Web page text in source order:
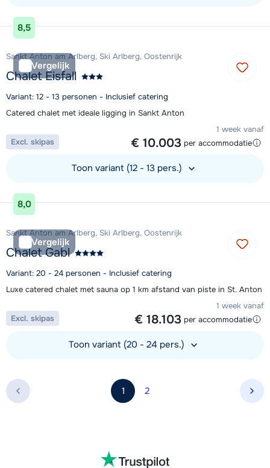
Bekijk accommodatie
8,5
Vergelijk
Sankt Anton am Arlberg, Ski Arlberg, Oostenrijk
Chalet Eisfall
Variant: 12 - 13 personen - Inclusief catering
Catered chalet met ideale ligging in Sankt Anton
1 week vanaf
€ 10.003 per accommodatie
Excl. skipas
Toon variant (12 - 13 pers.)
Bekijk accommodatie
8,0
Vergelijk
Sankt Anton am Arlberg, Ski Arlberg, Oostenrijk
Chalet Gabl
Variant: 20 - 24 personen - Inclusief catering
Luxe catered chalet met sauna op 1 km afstand van piste in St. Anton
1 week vanaf
€ 18.103 per accommodatie
Excl. skipas
Toon variant (20 - 24 pers.)
1 2